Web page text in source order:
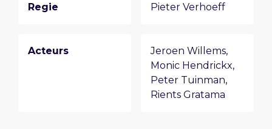
Regie Pieter Verhoeff
Acteurs Jeroen Willems,
Monic Hendrickx,
Peter Tuinman,
Rients Gratama